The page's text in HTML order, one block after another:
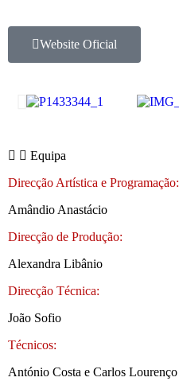
Website Oficial
Equipa
Direcção Artística e Programação:
Amândio Anastácio
Direcção de Produção:
Alexandra Libânio
Direcção Técnica:
João Sofio
Técnicos:
António Costa e Carlos Lourenço